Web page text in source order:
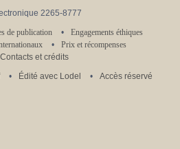
2265-8777
de publication
Engagements éthiques
Prix et récompenses
Contacts et crédits
Édité avec Lodel Accès réservé